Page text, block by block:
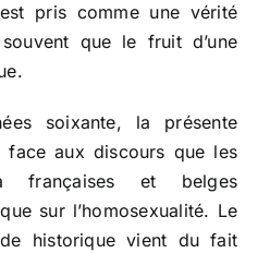
pris comme une vérité
que le fruit d’une
soixante, la présente
face aux discours que les
françaises et belges
sur l’homosexualité. Le
historique vient du fait